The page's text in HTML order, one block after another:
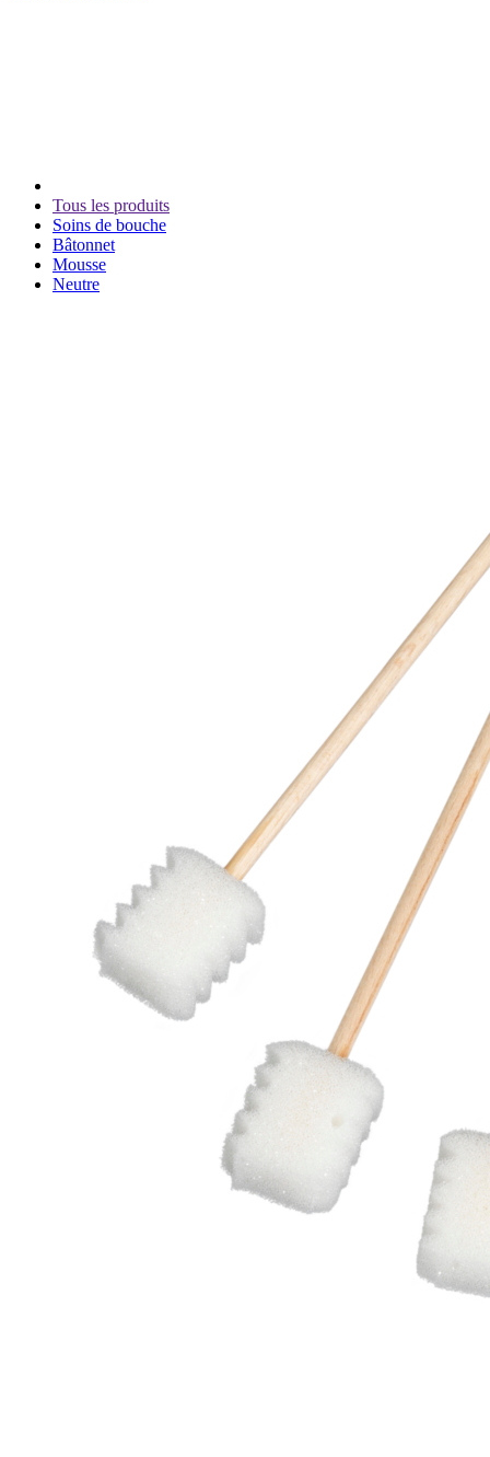
Tous les produits
Soins de bouche
Bâtonnet
Mousse
Neutre